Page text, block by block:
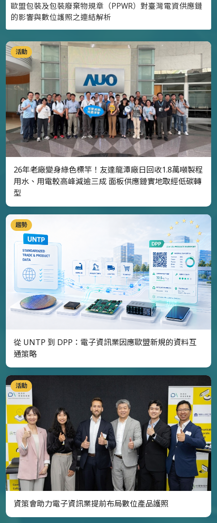
歐盟包裝及包裝廢棄物規章（PPWR）對臺灣電資供應鏈
的影響與數位護照之連結解析
活動
26年老廠變身綠色標竿！友達龍潭廠日回收1.8萬噸製程
用水、用電較高峰減逾三成 面板供應鏈實地取經低碳轉
型
趨勢
從 UNTP 到 DPP：電子資訊業因應歐盟新規的資料互
通策略
活動
資策會助力電子資訊業提前布局數位產品護照